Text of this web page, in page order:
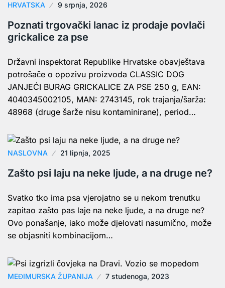
HRVATSKA 9 srpnja, 2026
Poznati trgovački lanac iz prodaje povlači
grickalice za pse
Državni inspektorat Republike Hrvatske obavještava
potrošače o opozivu proizvoda CLASSIC DOG
JANJEĆI BURAG GRICKALICE ZA PSE 250 g, EAN:
4040345002105, MAN: 2743145, rok trajanja/šarža:
48968 (druge šarže nisu kontaminirane), period…
NASLOVNA 21 lipnja, 2025
Zašto psi laju na neke ljude, a na druge ne?
Svatko tko ima psa vjerojatno se u nekom trenutku
zapitao zašto pas laje na neke ljude, a na druge ne?
Ovo ponašanje, iako može djelovati nasumično, može
se objasniti kombinacijom…
MEĐIMURSKA ŽUPANIJA 7 studenoga, 2023